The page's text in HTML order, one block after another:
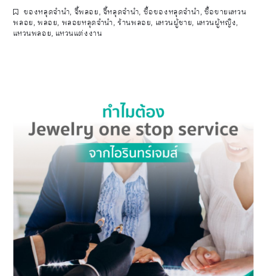
ของหลุดจำนำ, จี้พลอย, จี้หลุดจำนำ, ซื้อของหลุดจำนำ, ซื้อขายแหวน
พลอย, พลอย, พลอยหลุดจำนำ,ร้านพลอย, แหวนผู้ชาย, แหวนผู้หญิง,
แหวนพลอย, แหวนแต่งงาน